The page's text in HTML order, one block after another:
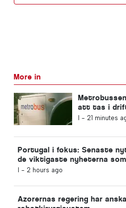
More in
att tas i
funktionen
I - 21 minutes
Portugal i fokus: Senaste
de viktigaste nyheterna
rubrikerna
I - 2 hours ago
Azorernas regering har